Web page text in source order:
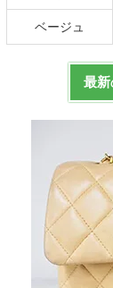
ベージュ
最新